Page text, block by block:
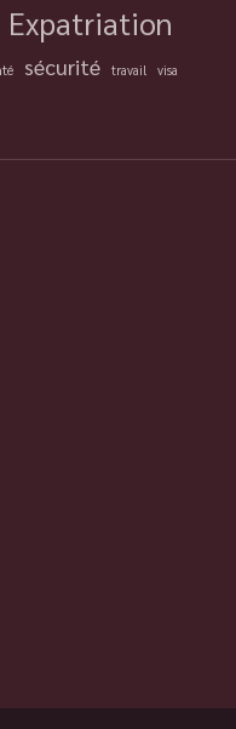
Expatriation
sécurité travail visa